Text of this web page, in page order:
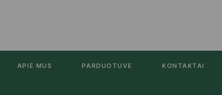
APIE MUS PARDUOTUVĖ KONTAKTAI